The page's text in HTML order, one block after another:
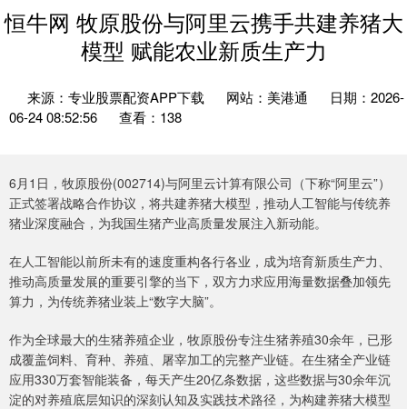
恒牛网 牧原股份与阿里云携手共建养猪大
模型 赋能农业新质生产力
来源：专业股票配资APP下载 网站：美港通
日期：2026-
06-24 08:52:56
查看：138
6月1日，牧原股份(002714)与阿里云计算有限公司（下称“阿里云”）
正式签署战略合作协议，将共建养猪大模型，推动人工智能与传统养
猪业深度融合，为我国生猪产业高质量发展注入新动能。
在人工智能以前所未有的速度重构各行各业，成为培育新质生产力、
推动高质量发展的重要引擎的当下，双方力求应用海量数据叠加领先
算力，为传统养猪业装上“数字大脑”。
作为全球最大的生猪养殖企业，牧原股份专注生猪养殖30余年，已形
成覆盖饲料、育种、养殖、屠宰加工的完整产业链。在生猪全产业链
应用330万套智能装备，每天产生20亿条数据，这些数据与30余年沉
淀的对养殖底层知识的深刻认知及实践技术路径，为构建养猪大模型